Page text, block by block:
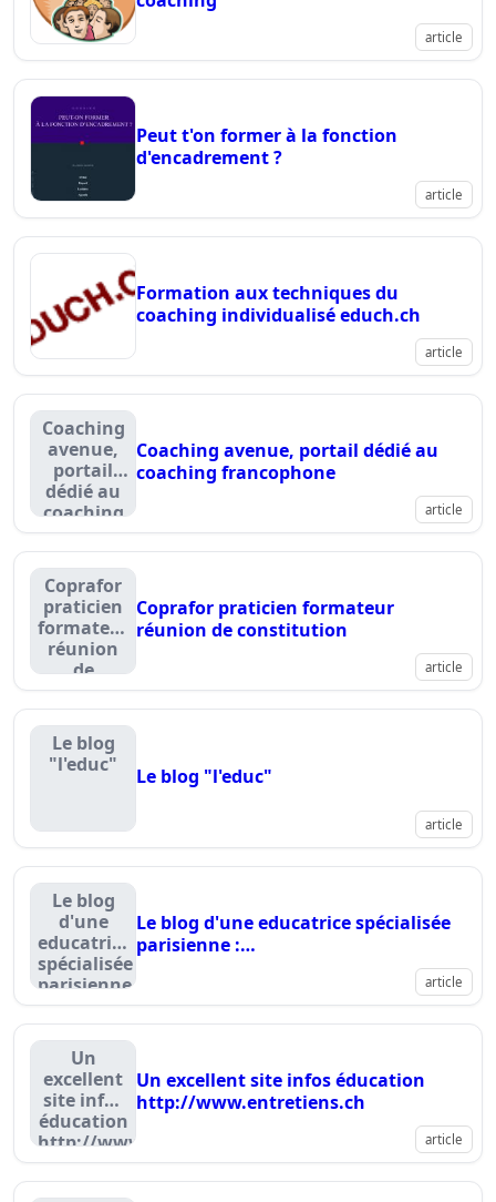
article
Peut t'on former à la fonction
d'encadrement ?
article
Formation aux techniques du
coaching individualisé educh.ch
article
Coaching
avenue,
portail
dédié au
coaching
francophone
Coaching avenue, portail dédié au
coaching francophone
article
Coprafor
praticien
formateur
réunion
de
constitution
Coprafor praticien formateur
réunion de constitution
article
Le blog
"l'educ"
Le blog "l'educ"
article
Le blog
d'une
educatrice
spécialisée
parisienne
:
www.education.neufblog.com
Le blog d'une educatrice spécialisée
parisienne :
article
Un
excellent
site infos
éducation
http://www.entretiens.ch
Un excellent site infos éducation
http://www.entretiens.ch
article